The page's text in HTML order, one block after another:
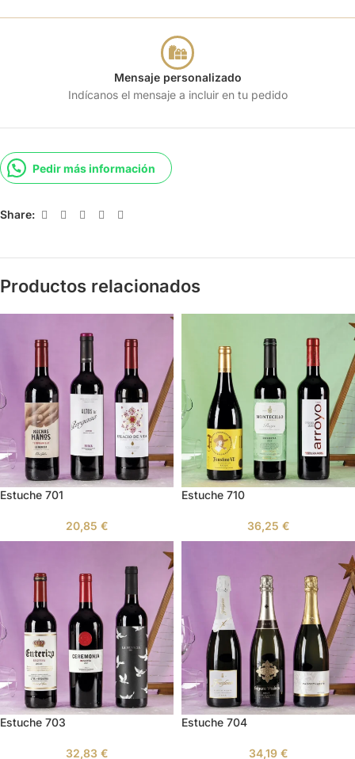
Mensaje personalizado
Indícanos el mensaje a incluir en tu pedido
Pedir más información
Share:
Productos relacionados
Estuche 701
20,85 €
Estuche 710
36,25 €
Estuche 703
32,83 €
Estuche 704
34,19 €